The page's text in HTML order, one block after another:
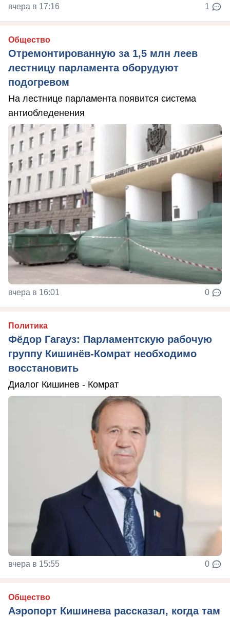
вчера в 17:16 1
Общество
Отремонтированную за 1,5 млн леев
лестницу парламента оборудуют
подогревом
На лестнице парламента появится система
антиобледенения
вчера в 16:01 0
Политика
Фёдор Гагауз: Парламентскую рабочую
группу Кишинёв-Комрат необходимо
восстановить
Диалог Кишинев - Комрат
вчера в 15:55 0
Общество
Аэропорт Кишинева рассказал, когда там